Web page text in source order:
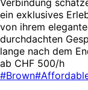
ein exklusives
von ihrem
durchdachten
lange nach dem
ab CHF 500/h
#Brown